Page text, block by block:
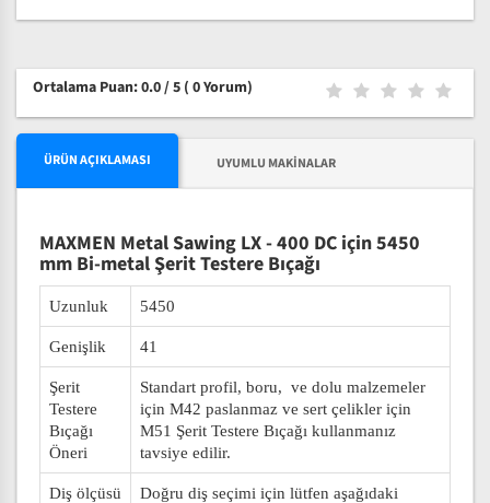
Ortalama Puan: 0.0 / 5 ( 0 Yorum)
ÜRÜN AÇIKLAMASI UYUMLU MAKINALAR
MAXMEN Metal Sawing LX - 400 DC için 5450
mm Bi-metal Şerit Testere Bıçağı
Uzunluk 5450
Genişlik 41
Şerit
Testere
Bıçağı
Öneri
Standart profil, boru, ve dolu malzemeler
için M42 paslanmaz ve sert çelikler için
M51 Şerit Testere Bıçağı kullanmanız
tavsiye edilir.
Diş ölçüsü
Doğru diş seçimi için lütfen aşağıdaki